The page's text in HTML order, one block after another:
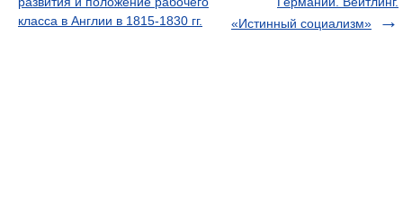
класса в Англии в 1815-1830 гг.
«Истинный социализм»